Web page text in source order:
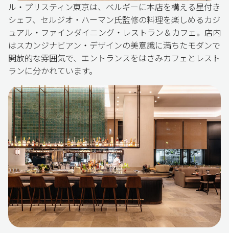
ル・プリスティン東京は、ベルギーに本店を構える星付き
シェフ、セルジオ・ハーマン氏監修の料理を楽しめるカジ
ュアル・ファインダイニング・レストラン＆カフェ。店内
はスカンジナビアン・デザインの美意識に満ちたモダンで
開放的な雰囲気で、エントランスをはさみカフェとレスト
ランに分かれています。